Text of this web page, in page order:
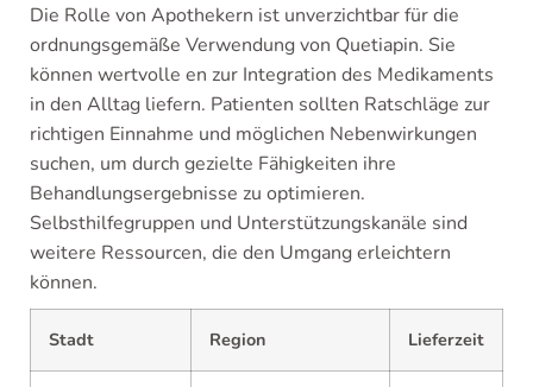
Die Rolle von Apothekern ist unverzichtbar für die
ordnungsgemäße Verwendung von Quetiapin. Sie
können wertvolle en zur Integration des Medikaments
in den Alltag liefern. Patienten sollten Ratschläge zur
richtigen Einnahme und möglichen Nebenwirkungen
suchen, um durch gezielte Fähigkeiten ihre
Behandlungsergebnisse zu optimieren.
Selbsthilfegruppen und Unterstützungskanäle sind
weitere Ressourcen, die den Umgang erleichtern
können.
Stadt Region Lieferzeit